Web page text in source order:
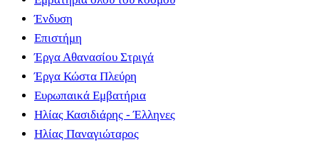
Ένδυση
Επιστήμη
Έργα Αθανασίου Στριγά
Έργα Κώστα Πλεύρη
Ευρωπαικά Εμβατήρια
Ηλίας Κασιδιάρης - Έλληνες
Ηλίας Παναγιώταρος